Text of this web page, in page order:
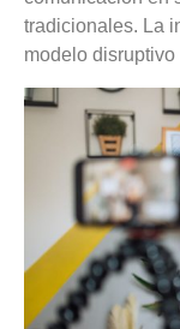
tradicionales. La
modelo